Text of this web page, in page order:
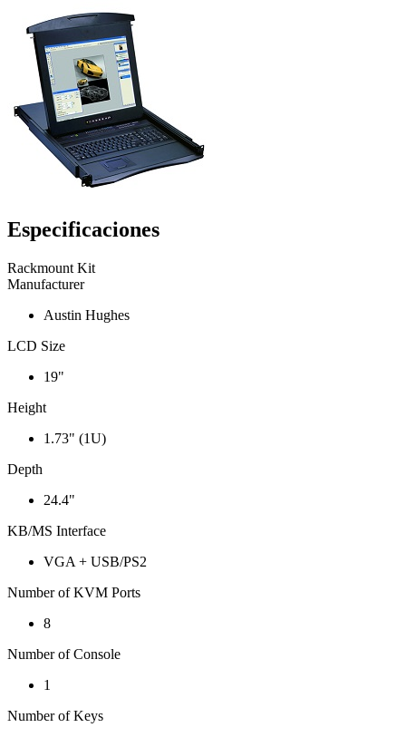
Especificaciones
Rackmount Kit
Manufacturer
Austin Hughes
LCD Size
19"
Height
1.73" (1U)
Depth
24.4"
KB/MS Interface
VGA + USB/PS2
Number of KVM Ports
8
Number of Console
1
Number of Keys